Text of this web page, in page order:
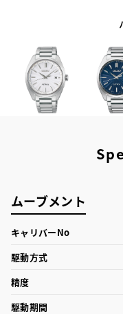
ムーブメント
キャリバーNo
駆動方式
精度
駆動期間